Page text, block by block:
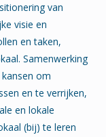
van
visie en
en taken,
Samenwerking
om
en te verrijken,
en lokale
(bij) te leren